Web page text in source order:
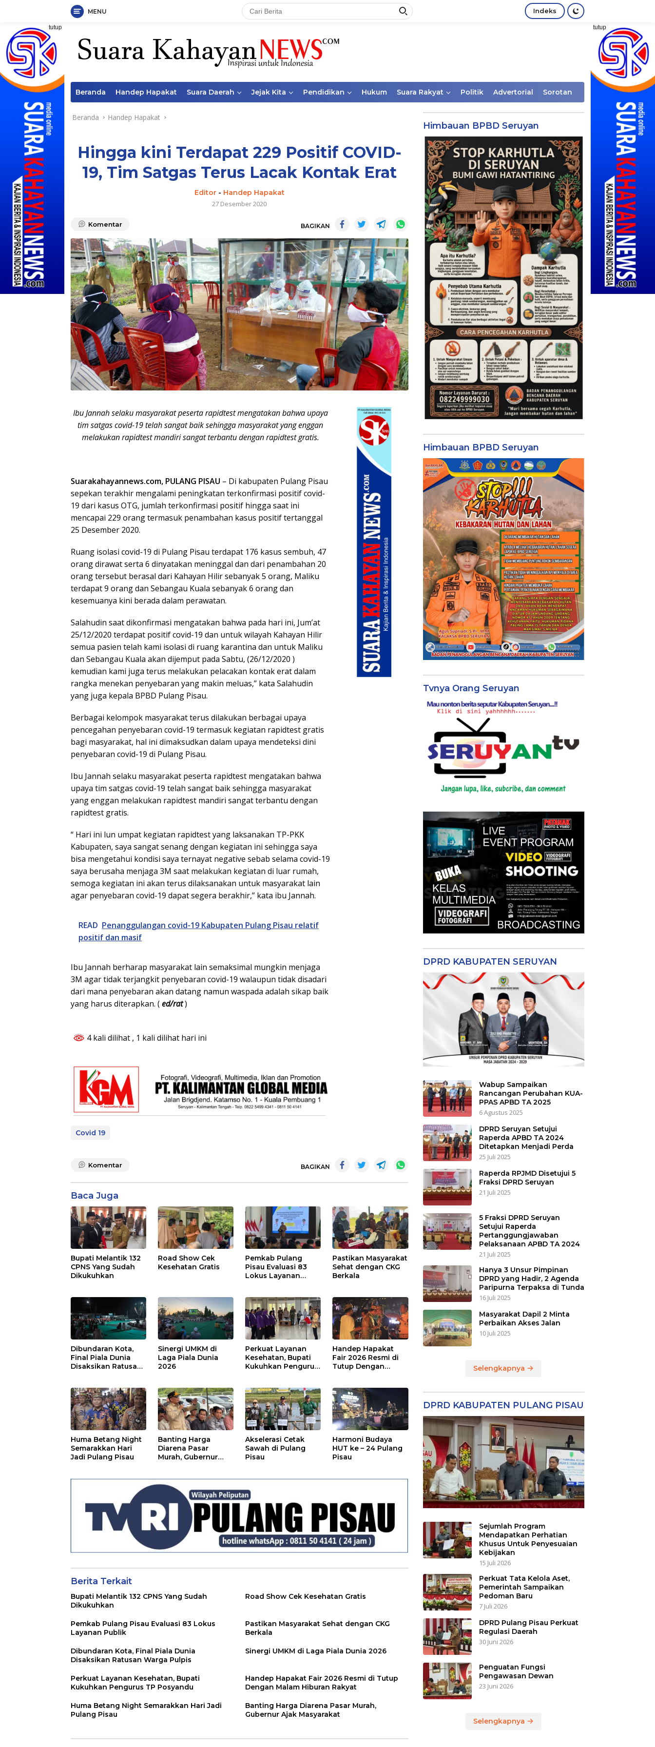
Langsung
konten
MENU Indeks
tutup tutup
Beranda Handep Hapakat Suara Daerah Jejak Kita Pendidikan Hukum Suara Rakyat Politik Advertorial Sorotan
Beranda Handep Hapakat
Hingga kini Terdapat 229 Positif COVID-
19, Tim Satgas Terus Lacak Kontak Erat
Editor- Handep Hapakat
27 Desember 2020
Komentar BAGIKAN
Ibu Jannah selaku masyarakat peserta rapidtest mengatakan bahwa upaya
tim satgas covid-19 telah sangat baik sehingga masyarakat yang enggan
melakukan rapidtest mandiri sangat terbantu dengan rapidtest gratis.
Suarakahayannews.com, PULANG PISAU – Di kabupaten Pulang Pisau
sepekan terakhir mengalami peningkatan terkonfirmasi positif covid-
19 dari kasus OTG, jumlah terkonfirmasi positif hingga saat ini
mencapai 229 orang termasuk penambahan kasus positif tertanggal
25 Desember 2020.
Ruang isolasi covid-19 di Pulang Pisau terdapat 176 kasus sembuh, 47
orang dirawat serta 6 dinyatakan meninggal dan dari penambahan 20
orang tersebut berasal dari Kahayan Hilir sebanyak 5 orang, Maliku
terdapat 9 orang dan Sebangau Kuala sebanyak 6 orang dan
kesemuanya kini berada dalam perawatan.
Salahudin saat dikonfirmasi mengatakan bahwa pada hari ini, Jum’at
25/12/2020 terdapat positif covid-19 dan untuk wilayah Kahayan Hilir
semua pasien telah kami isolasi di ruang karantina dan untuk Maliku
dan Sebangau Kuala akan dijemput pada Sabtu, (26/12/2020 )
kemudian kami juga terus melakukan pelacakan kontak erat dalam
rangka menekan penyebaran yang makin meluas,” kata Salahudin
yang juga kepala BPBD Pulang Pisau.
Berbagai kelompok masyarakat terus dilakukan berbagai upaya
pencegahan penyebaran covid-19 termasuk kegiatan rapidtest gratis
bagi masyarakat, hal ini dimaksudkan dalam upaya mendeteksi dini
penyebaran covid-19 di Pulang Pisau.
Ibu Jannah selaku masyarakat peserta rapidtest mengatakan bahwa
upaya tim satgas covid-19 telah sangat baik sehingga masyarakat
yang enggan melakukan rapidtest mandiri sangat terbantu dengan
rapidtest gratis.
“ Hari ini lun umpat kegiatan rapidtest yang laksanakan TP-PKK
Kabupaten, saya sangat senang dengan kegiatan ini sehingga saya
bisa mengetahui kondisi saya ternayat negative sebab selama covid-19
saya berusaha menjaga 3M saat melakukan kegiatan di luar rumah,
semoga kegiatan ini akan terus dilaksanakan untuk masyarakat lain
agar penyebaran covid-19 dapat segera berakhir,” kata ibu Jannah.
READ Penanggulangan covid-19 Kabupaten Pulang Pisau relatif
positif dan masif
Ibu Jannah berharap masyarakat lain semaksimal mungkin menjaga
3M agar tidak terjangkit penyebaran covid-19 walaupun tidak disadari
dari mana penyebaran akan datang namun waspada adalah sikap baik
yang harus diterapkan. (ed/rat)
4 kali dilihat , 1 kali dilihat hari ini
Covid 19
Komentar BAGIKAN
Baca Juga
Bupati Melantik 132
CPNS Yang Sudah
Dikukuhkan
Road Show Cek
Kesehatan Gratis
Pemkab Pulang
Pisau Evaluasi 83
Lokus Layanan
Pastikan Masyarakat
Sehat dengan CKG
Berkala
Dibundaran Kota,
Final Piala Dunia
Disaksikan Ratusan
Sinergi UMKM di
Laga Piala Dunia
2026
Perkuat Layanan
Kesehatan, Bupati
Kukuhkan Pengurus
Handep Hapakat
Fair 2026 Resmi di
Tutup Dengan
Huma Betang Night
Semarakkan Hari
Jadi Pulang Pisau
Banting Harga
Diarena Pasar
Murah, Gubernur
Akselerasi Cetak
Sawah di Pulang
Pisau
Harmoni Budaya
HUT ke – 24 Pulang
Pisau
Berita Terkait
Bupati Melantik 132 CPNS Yang Sudah
Dikukuhkan
Road Show Cek Kesehatan Gratis
Pemkab Pulang Pisau Evaluasi 83 Lokus
Layanan Publik
Pastikan Masyarakat Sehat dengan CKG
Berkala
Dibundaran Kota, Final Piala Dunia
Disaksikan Ratusan Warga Pulpis
Sinergi UMKM di Laga Piala Dunia 2026
Perkuat Layanan Kesehatan, Bupati
Kukuhkan Pengurus TP Posyandu
Handep Hapakat Fair 2026 Resmi di Tutup
Dengan Malam Hiburan Rakyat
Huma Betang Night Semarakkan Hari Jadi
Pulang Pisau
Banting Harga Diarena Pasar Murah,
Gubernur Ajak Masyarakat
Himbauan BPBD Seruyan
Himbauan BPBD Seruyan
Tvnya Orang Seruyan
DPRD KABUPATEN SERUYAN
Wabup Sampaikan
Rancangan Perubahan KUA-
PPAS APBD TA 2025
6 Agustus 2025
DPRD Seruyan Setujui
Raperda APBD TA 2024
Ditetapkan Menjadi Perda
25 Juli 2025
Raperda RPJMD Disetujui 5
Fraksi DPRD Seruyan
21 Juli 2025
5 Fraksi DPRD Seruyan
Setujui Raperda
Pertanggungjawaban
Pelaksanaan APBD TA 2024
21 Juli 2025
Hanya 3 Unsur Pimpinan
DPRD yang Hadir, 2 Agenda
Paripurna Terpaksa di Tunda
16 Juli 2025
Masyarakat Dapil 2 Minta
Perbaikan Akses Jalan
10 Juli 2025
Selengkapnya
DPRD KABUPATEN PULANG PISAU
Sejumlah Program
Mendapatkan Perhatian
Khusus Untuk Penyesuaian
Kebijakan
15 Juli 2026
Perkuat Tata Kelola Aset,
Pemerintah Sampaikan
Pedoman Baru
7 Juli 2026
DPRD Pulang Pisau Perkuat
Regulasi Daerah
30 Juni 2026
Penguatan Fungsi
Pengawasan Dewan
23 Juni 2026
Selengkapnya